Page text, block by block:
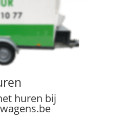
huren bij